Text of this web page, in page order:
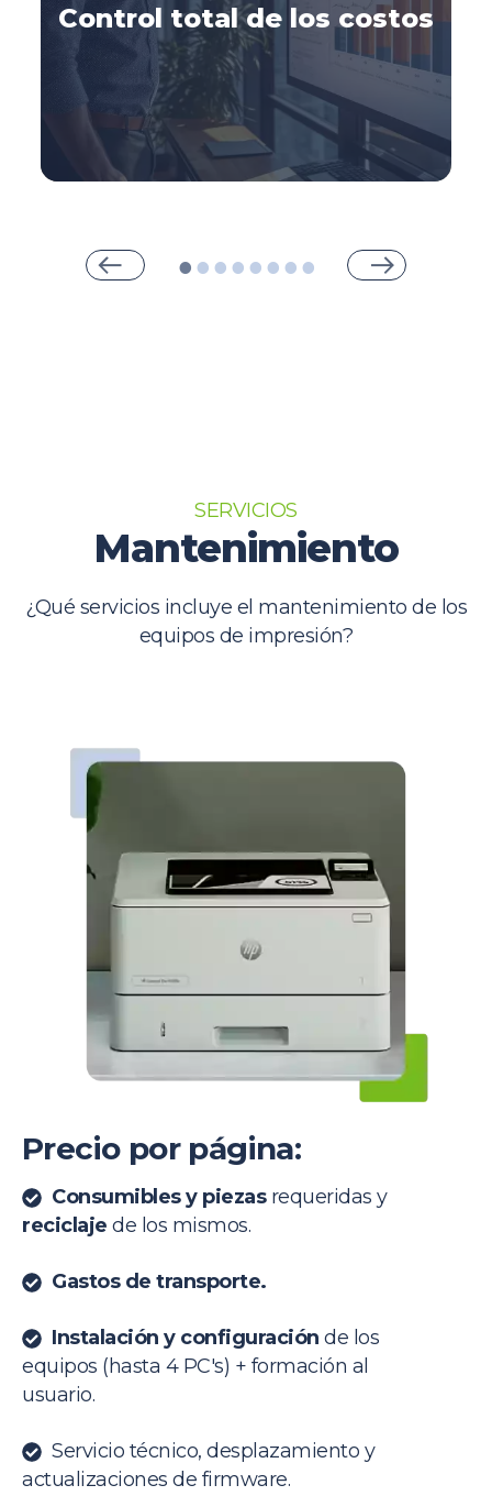
Control total de los costos
Desviaciones de la media.
SERVICIOS
Mantenimiento
¿Qué servicios incluye el mantenimiento de los
equipos de impresión?
Precio por página:
Consumibles y piezas requeridas y
reciclaje de los mismos.
Gastos de transporte.
Instalación y configuración de los
equipos (hasta 4 PC's) + formación al
usuario.
Servicio técnico, desplazamiento y
actualizaciones de firmware.